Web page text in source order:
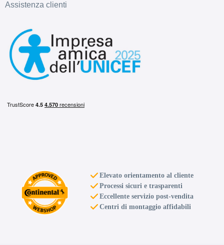
Assistenza clienti
Elevato orientamento al cliente
Processi sicuri e trasparenti
Eccellente servizio post-vendita
Centri di montaggio affidabili